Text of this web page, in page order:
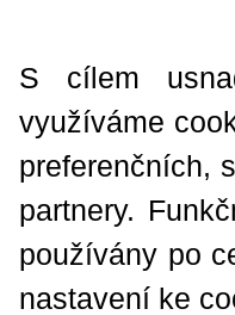
S cílem
využíváme
preferenčních,
partnery.
používány po
nastavení ke